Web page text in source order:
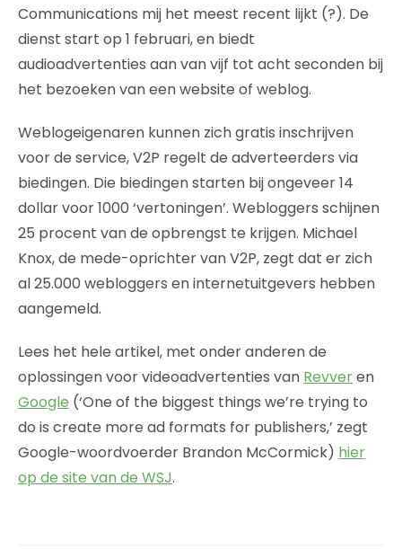
Communications mij het meest recent lijkt (?). De
dienst start op 1 februari, en biedt
audioadvertenties aan van vijf tot acht seconden bij
het bezoeken van een website of weblog.
Weblogeigenaren kunnen zich gratis inschrijven
voor de service, V2P regelt de adverteerders via
biedingen. Die biedingen starten bij ongeveer 14
dollar voor 1000 ‘vertoningen’. Webloggers schijnen
25 procent van de opbrengst te krijgen. Michael
Knox, de mede-oprichter van V2P, zegt dat er zich
al 25.000 webloggers en internetuitgevers hebben
aangemeld.
Lees het hele artikel, met onder anderen de
oplossingen voor videoadvertenties van Revveren
Google (‘One of the biggest things we’re trying to
do is create more ad formats for publishers,’ zegt
Google-woordvoerder Brandon McCormick) hier
op de site van de WSJ.